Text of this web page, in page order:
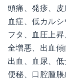
頭痛、発疹、
血症、低カル
フタ、血圧上
全増悪、出血
出血、血尿、低
便秘、口腔腫